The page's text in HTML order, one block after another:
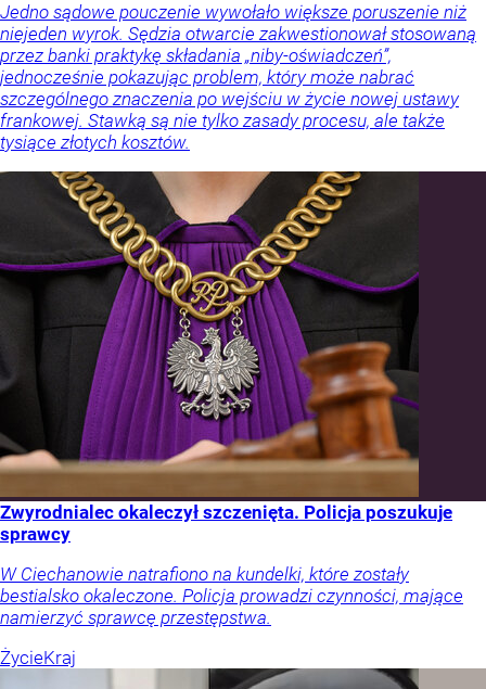
Jedno sądowe pouczenie wywołało większe poruszenie niż
niejeden wyrok. Sędzia otwarcie zakwestionował stosowaną
przez banki praktykę składania „niby-oświadczeń”,
jednocześnie pokazując problem, który może nabrać
szczególnego znaczenia po wejściu w życie nowej ustawy
frankowej. Stawką są nie tylko zasady procesu, ale także
tysiące złotych kosztów.
Zwyrodnialec okaleczył szczenięta. Policja poszukuje
sprawcy
W Ciechanowie natrafiono na kundelki, które zostały
bestialsko okaleczone. Policja prowadzi czynności, mające
namierzyć sprawcę przestępstwa.
ŻycieKraj